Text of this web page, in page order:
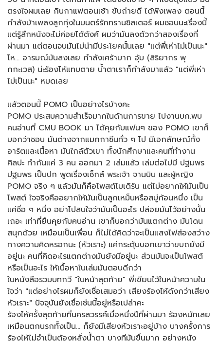
ตรงใจผมเลย กินกาแฟตอนเช้า ขับถ่ายดี ได้ฟังเพลง ตอนนี้
กำลังบ้าเพลงลูกทุ่งในมนตร์รักทรานซิสเตอร์ ผมชอบนะเรื่องนี้
แต่รู้สึกหนังจะไม่ค่อยได้ตังค์ ผมว่ามันลงตัวกว่าสองเรื่องที่
ผ่านมา แต่ตอนจบมันไม่น่ามีประโยคนั้นเลย "แต่พี่เห่าไม่เป็นนะ"
โห… อารมณ์มันลงเลย กำลังเศร้ามาก อุ้ม (สิริยากร พุ
กกะเวส) น่ะร้องไห้แทบตาย น้ำตาเราก็กำลังมาแล้ว "แต่พี่เห่า
ไม่เป็นนะ" หมดเลย
แล้วตอนนี้ POMO เป็นอย่างไรบ้างคะ
POMO ประสบความสำเร็จมากในด้านการขาย ไปงานบก.พบ
คนอ่านที่ CMU BOOK มา ได้คุยกับแฟนๆ ของ POMO เขาก็
บอกว่าชอบ มันต่างจากแมกกาซีนทั่ว ๆ ไป มีเอกลักษณ์ทั้ง
อาร์ตและเนื้อหา มันใกล้ตัวเขา ทั้งนักศึกษาและคนที่ทำงาน
ศิลปะ ทำกันแค่ 3 คน ออกมา 2 เล่มแล้ว เล่มต่อไปมี ปฐมพร
ปฐมพร เป็นปก พูดเรื่องเซ็กส์ พระเจ้า จานบิน และผู้หญิง
POMO จริง ๆ แล้วมันก็คือโพสต์โมเดิร์น แต่ไม่อยากให้มันเป็น
โพสต์ ใจจริงคืออยากให้มันเป็นลูกเหม็นหรือสบู่ก้อนหนึ่ง เป็น
แค่ชื่อ ๆ หนึ่ง อย่าไปสนใจว่ามันเป็นอะไร ปล่อยมันไว้อย่างนั้น
เถอะ เท่าที่ยืนคุยกับคนอ่าน เขาก็บอกว่ามันแตกต่าง มันโดน
สนุกด้วย เหมือนเป็นเพื่อน ก็ไม่ได้คิดว่าจะเป็นแสงไฟส่องสว่าง
ทางความคิดหรอกนะ (หัวเราะ) แค่กระตุ้นบอกเขาว่าขบถยังมี
อยู่นะ คนที่คิดอะไรแตกต่างมันยังมีอยู่นะ ส่วนมันจะเป็นโพสต์
หรือเป็นอะไร ให้เนื้อหาในเล่มมันตอบดีกว่า
ในหนังสือรวมบทกวี "ใบหน้าสุดท้าย" พี่เขียนไว้ในหน้าความใน
ใจว่า "แต่อย่างไรผมก็ยังเชื่อเสมอว่า เสียงร้องไห้ดังกว่าเสียง
หัวเราะ" ปัจจุบันยังเชื่อเช่นนี้อยู่หรือเปล่าคะ
ร้องไห้ครั้งสุดท้ายที่นครสวรรค์เมื่อหนึ่งปีที่ผ่านมา ร้องหนักเลย
เหมือนตกนรกทั้งเป็น… ก็ยังมีเสียงหัวเราะอยู่บ้าง บางครั้งการ
ร้องไห้ไม่จำเป็นต้องหลั่งน้ำตา บางทีมันขื่นมาก อย่างหนัง